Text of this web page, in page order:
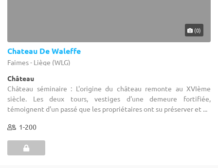
(0)
Chateau De Waleffe
Faimes - Liège (WLG)
Château
Château séminaire : L'origine du château remonte au XVIème
siècle. Les deux tours, vestiges d'une demeure fortifiée,
témoignent d'un passé que les propriétaires ont su préserver et ...
1-200